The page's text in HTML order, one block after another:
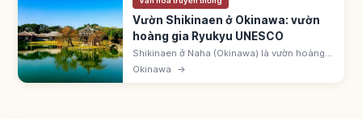
Vườn Shikinaen ở Okinawa: vườn
hoàng gia Ryukyu UNESCO
Shikinaen ở Naha (Okinawa) là vườn hoàng
gia Ryukyu lập 1799. UNESCO 2000 'Gusuku
Okinawa →